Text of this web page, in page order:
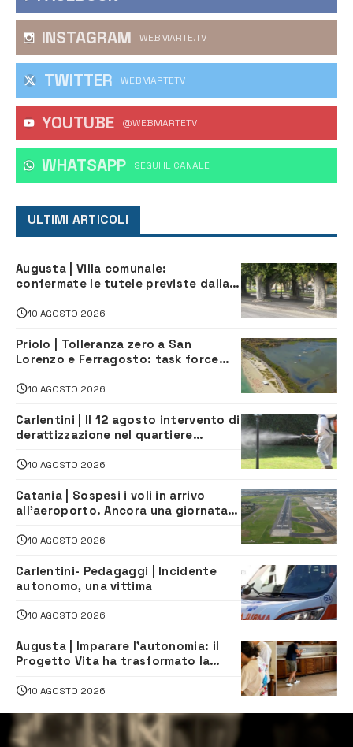
INSTAGRAM WEBMARTE.TV
TWITTER WEBMARTETV
YOUTUBE @WEBMARTETV
WHATSAPP ‎SEGUI IL CANALE
ULTIMI ARTICOLI
Augusta | Villa comunale:
confermate le tutele previste dalla
10 AGOSTO 2026
Priolo | Tolleranza zero a San
Lorenzo e Ferragosto: task force
navette gratuite
10 AGOSTO 2026
Carlentini | Il 12 agosto intervento di
derattizzazione nel quartiere
10 AGOSTO 2026
Catania | Sospesi i voli in arrivo
all’aeroporto. Ancora una giornata
10 AGOSTO 2026
Carlentini- Pedagaggi | Incidente
autonomo, una vittima
10 AGOSTO 2026
Augusta | Imparare l’autonomia: il
Progetto Vita ha trasformato la
indipendenza
10 AGOSTO 2026